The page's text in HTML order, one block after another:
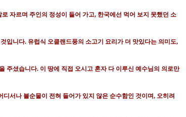
자르며 주인의 정성이 들어 가고, 한국에선 먹어 보지 못했던 소
입니다. 유럽식 오클랜드풍의 소고기 요리가 더 맛있다는 의미도,
주셨습니다. 이 땅에 직접 오시고 혼자 다 이루신 예수님의 의로만
서나 불순물이 전혀 들어가 있지 않은 순수함인 것이며, 오히려